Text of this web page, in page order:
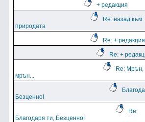
+ редакция
Re: назад към
природата
Re: + редакция
Re: +
Re:
мрън...
Безценно!
Re:
Благодаря ти, Безценно!